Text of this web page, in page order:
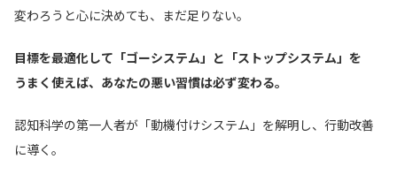
変わろうと心に決めても、まだ足りない。
目標を最適化して「ゴーシステム」と「ストップシステム」を
うまく使えば、あなたの悪い習慣は必ず変わる。
認知科学の第一人者が「動機付けシステム」を解明し、行動改善
に導く。